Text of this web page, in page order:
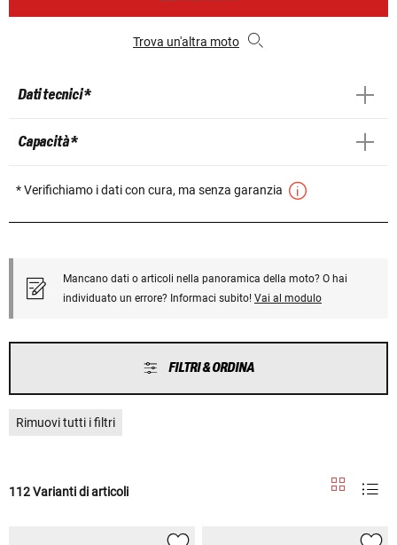
Trova un'altra moto
Dati tecnici *
Capacità *
* Verifichiamo i dati con cura, ma senza garanzia
Mancano dati o articoli nella panoramica della moto? O hai
individuato un errore? Informaci subito! Vai al modulo
FILTRI & ORDINA
Rimuovi tutti i filtri
112 Varianti di articoli